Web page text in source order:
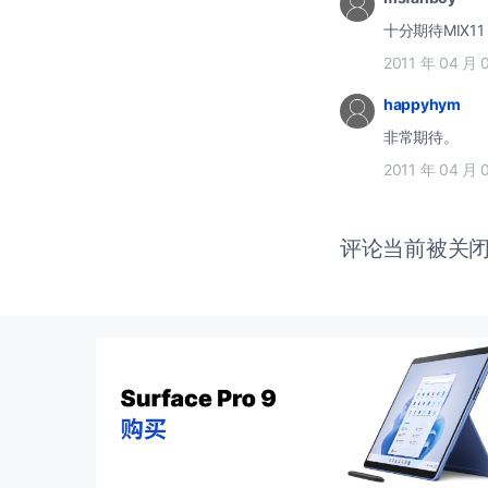
十分期待MIX11
2011 年 04 月
happyhym
非常期待。
2011 年 04 月
评论当前被关闭